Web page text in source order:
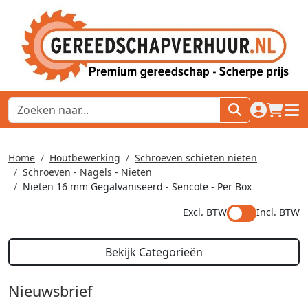
naar
Home Houtbewerking
Schroeven schieten nieten
Schroeven - Nagels - Nieten
Nieten 16 mm Gegalvaniseerd - Sencote - Per Box
Excl. BTW
Incl. BTW
Bekijk Categorieën
Nieuwsbrief